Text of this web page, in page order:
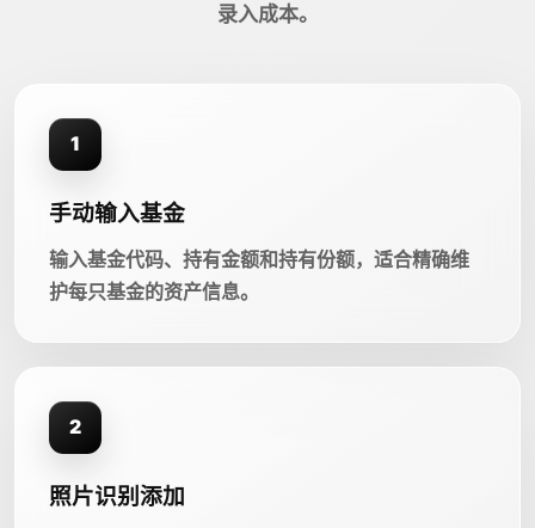
录入成本。
1
手动输入基金
输入基金代码、持有金额和持有份额，适合精确维
护每只基金的资产信息。
2
照片识别添加